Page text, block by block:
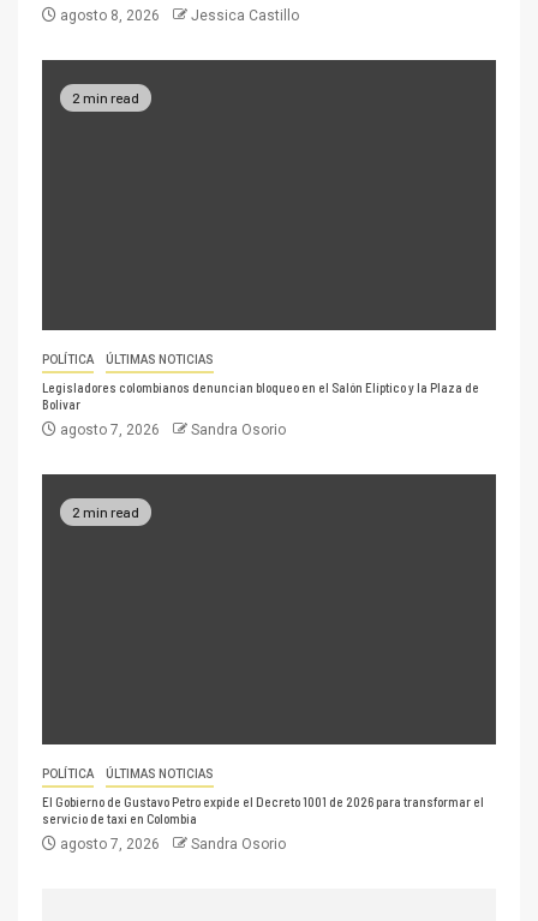
agosto 8, 2026 Jessica Castillo
2 min read
POLÍTICA ÚLTIMAS NOTICIAS
Legisladores colombianos denuncian bloqueo en el Salón Elíptico y la Plaza de
Bolívar
agosto 7, 2026 Sandra Osorio
2 min read
POLÍTICA ÚLTIMAS NOTICIAS
El Gobierno de Gustavo Petro expide el Decreto 1001 de 2026 para transformar el
servicio de taxi en Colombia
agosto 7, 2026 Sandra Osorio